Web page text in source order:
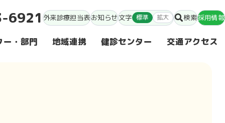
6921外来診療担当表お知らせ文字 標準 拡大 検索採用情報
ー・部門 地域連携 健診センター 交通アクセス